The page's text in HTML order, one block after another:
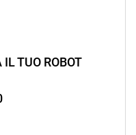
IL TUO ROBOT